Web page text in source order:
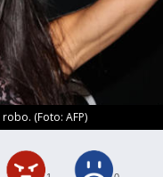
(Foto: AFP)